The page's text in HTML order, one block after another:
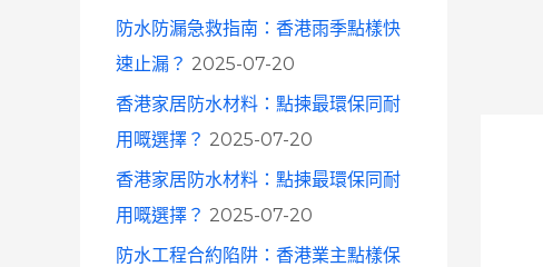
防水防漏急救指南：香港雨季點樣快
速止漏？ 2025-07-20
香港家居防水材料：點揀最環保同耐
用嘅選擇？ 2025-07-20
香港家居防水材料：點揀最環保同耐
用嘅選擇？ 2025-07-20
防水工程合約陷阱：香港業主點樣保